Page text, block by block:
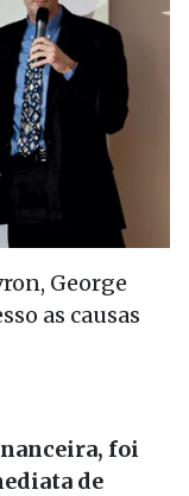
George
as causas
foi
de